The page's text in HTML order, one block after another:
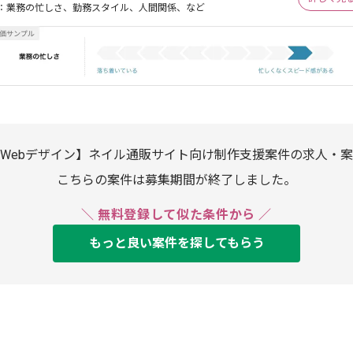
業務の忙しさ、勤務スタイル、人間関係、など
デザイン】ネイル通販サイト向け制作支援案件の求人・
こちらの案件は募集期間が終了しました。
＼ 無料登録して似た条件から ／
もっと良い案件を探してもらう